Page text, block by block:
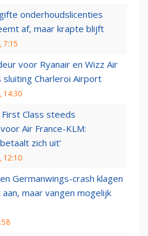
onderhoudslicenties
af, maar krapte blijft
7:15
voor Ryanair en Wizz Air
Charleroi Airport
14:30
Class steeds
Air France-KLM:
zich uit’
12:10
Germanwings-crash klagen
maar vangen mogelijk